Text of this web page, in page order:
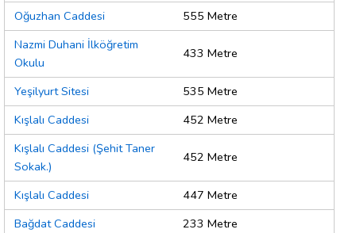
Oğuzhan Caddesi
555 Metre
Nazmi Duhani İlköğretim
Okulu
433 Metre
Yeşilyurt Sitesi
535 Metre
Kışlalı Caddesi
452 Metre
Kışlalı Caddesi (Şehit Taner
Sokak.)
452 Metre
Kışlalı Caddesi
447 Metre
Bağdat Caddesi
233 Metre